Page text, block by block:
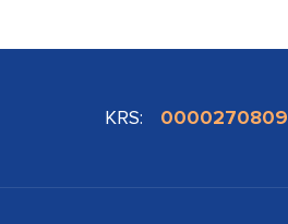
KRS: 0000270809